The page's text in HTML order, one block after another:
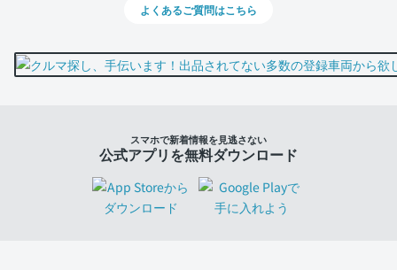
よくあるご質問はこちら
スマホで新着情報を見逃さない
公式アプリを無料ダウンロード